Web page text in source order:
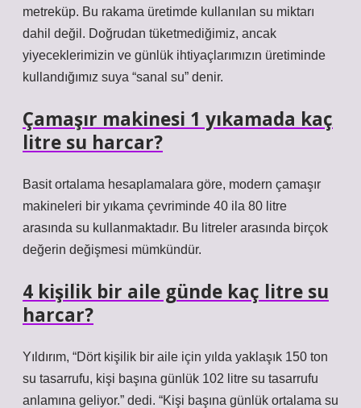
metreküp. Bu rakama üretimde kullanılan su miktarı
dahil değil. Doğrudan tüketmediğimiz, ancak
yiyeceklerimizin ve günlük ihtiyaçlarımızın üretiminde
kullandığımız suya “sanal su” denir.
Çamaşır makinesi 1 yıkamada kaç
litre su harcar?
Basit ortalama hesaplamalara göre, modern çamaşır
makineleri bir yıkama çevriminde 40 ila 80 litre
arasında su kullanmaktadır. Bu litreler arasında birçok
değerin değişmesi mümkündür.
4 kişilik bir aile günde kaç litre su
harcar?
Yıldırım, “Dört kişilik bir aile için yılda yaklaşık 150 ton
su tasarrufu, kişi başına günlük 102 litre su tasarrufu
anlamına geliyor.” dedi. “Kişi başına günlük ortalama su